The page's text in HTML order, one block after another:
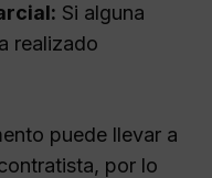
Si alguna
realizado
puede llevar a
por lo